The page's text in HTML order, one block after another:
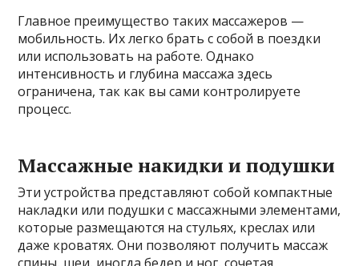
Главное преимущество таких массажеров —
мобильность. Их легко брать с собой в поездки
или использовать на работе. Однако
интенсивность и глубина массажа здесь
ограничена, так как вы сами контролируете
процесс.
Массажные накидки и подушки
Эти устройства представляют собой компактные
накладки или подушки с массажными элементами,
которые размещаются на стульях, креслах или
даже кроватях. Они позволяют получить массаж